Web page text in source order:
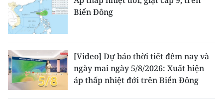
Biển Đông
[Video] Dự báo thời tiết đêm nay và
ngày mai ngày 5/8/2026: Xuất hiện
áp thấp nhiệt đới trên Biển Đông